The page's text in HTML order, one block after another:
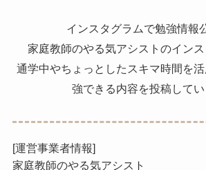
インスタグラムで勉強情報
家庭教師のやる気アシストのインス
通学中やちょっとしたスキマ時間を
強できる内容を投稿してい
[運営事業者情報]
家庭教師のやる気アシスト